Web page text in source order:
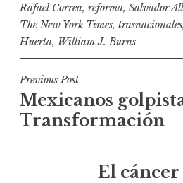
Rafael Correa, reforma, Salvador
The New York Times, trasnacionales,
Huerta, William J. Burns
N
a
v
Previous Post
Mexicanos
Transformación
El